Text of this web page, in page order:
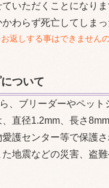
いただくことになり
わらず死亡してしま
返しする事はできません
ついて
、ブリーダーやペット
直径1.2mm、長さ
護センター等で保護
地震などの災害、盗